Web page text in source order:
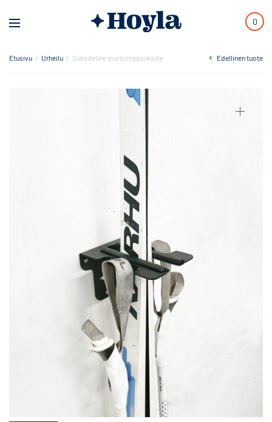
0
Etusivu / Urheilu / Suksiteline murtomaasuksille Edellinen tuote